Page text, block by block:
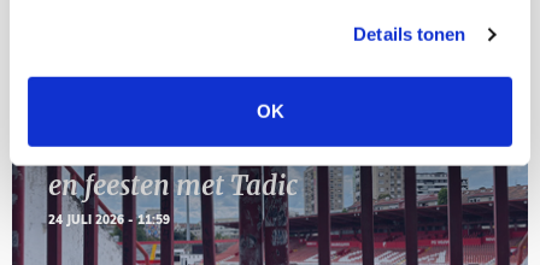
Details tonen
OK
Servische maffiabaas in grauwe bak
en feesten met Tadic
24 JULI 2026 - 11:59